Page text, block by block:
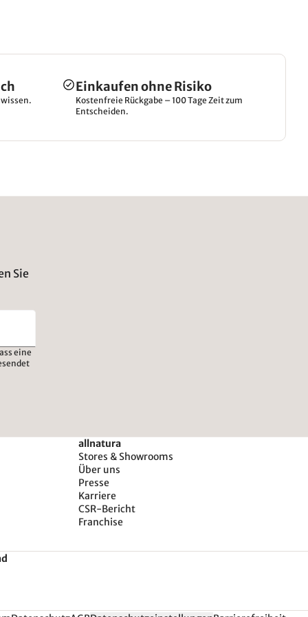
Einkaufen ohne Risiko
Kostenfreie Rückgabe – 100 Tage Zeit zum
Entscheiden.
Sie
eine
allnatura
Stores & Showrooms
Über uns
Presse
Karriere
CSR-Bericht
Franchise